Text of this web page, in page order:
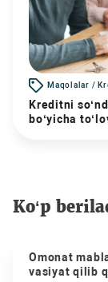
Maqolalar /
Kreditni
bo‘yicha
Ko‘p
Omonat
vasiyat qilib